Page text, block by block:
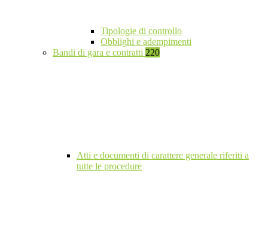
Tipologie di controllo
Obblighi e adempimenti
Bandi di gara e contratti 220
Atti e documenti di carattere generale riferiti a
tutte le procedure